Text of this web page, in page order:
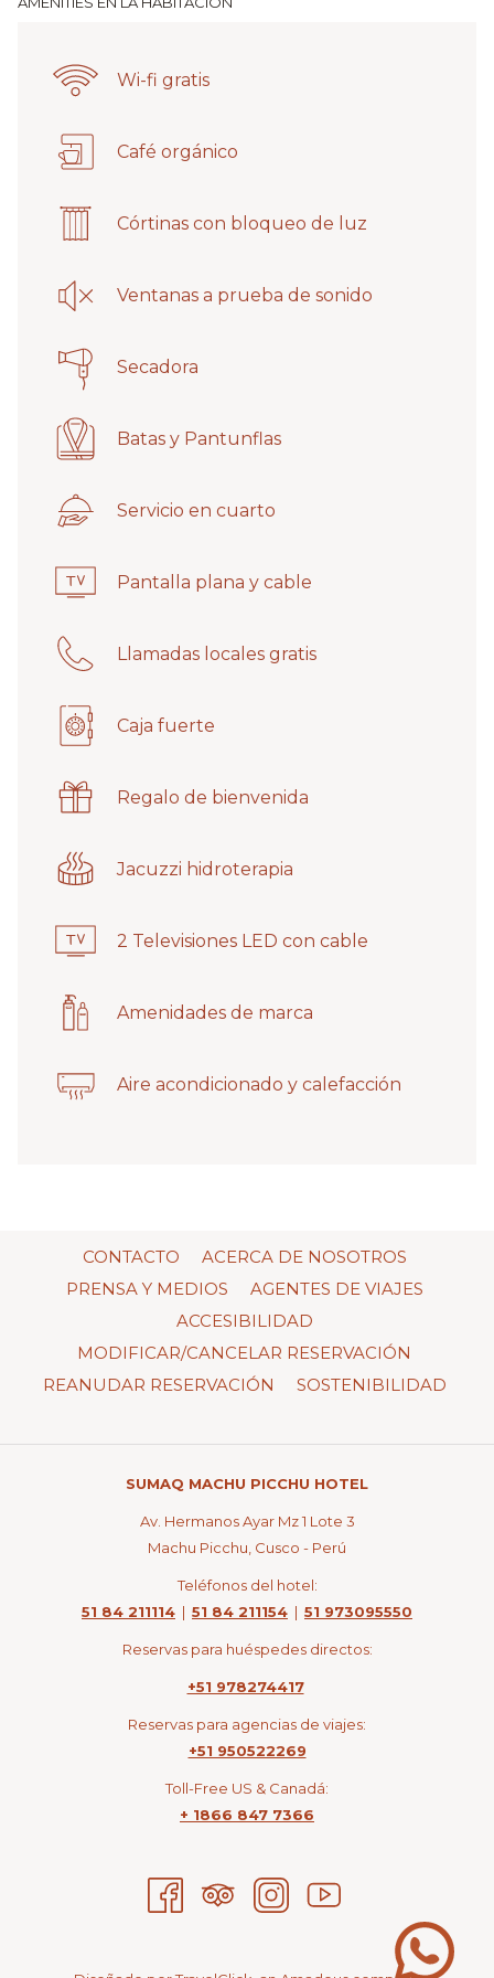
Wi-fi gratis
Café orgánico
Córtinas con bloqueo de luz
Ventanas a prueba de sonido
Secadora
Batas y Pantunflas
Servicio en cuarto
Pantalla plana y cable
Llamadas locales gratis
Caja fuerte
Regalo de bienvenida
Jacuzzi hidroterapia
2 Televisiones LED con cable
Amenidades de marca
Aire acondicionado y calefacción
CONTACTO
ACERCA DE NOSOTROS
PRENSA Y MEDIOS
AGENTES DE VIAJES
ACCESIBILIDAD
MODIFICAR/CANCELAR RESERVACIÓN
REANUDAR RESERVACIÓN
SOSTENIBILIDAD
SUMAQ MACHU PICCHU HOTEL
Av. Hermanos Ayar Mz 1 Lote 3
Machu Picchu, Cusco - Perú
Teléfonos del hotel:
51 84 211114 | 51 84 211154 | 51 973095550
Reservas para huéspedes directos:
+51 978274417
Reservas para agencias de viajes:
+51 950522269
Toll-Free US & Canadá:
+ 1866 847 7366